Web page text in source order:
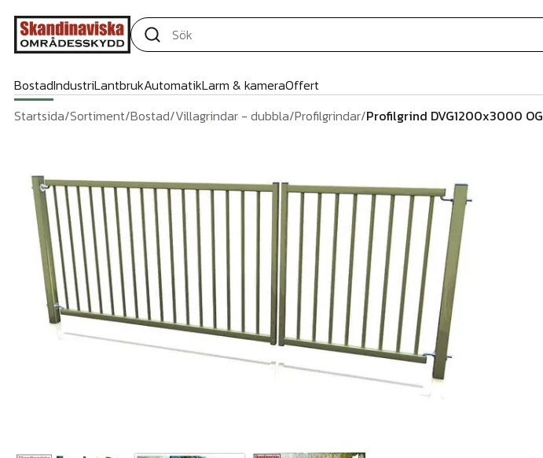
BostadIndustriLantbrukAutomatikLarm & kameraOffert
Startsida/Sortiment/Bostad/Villagrindar - dubbla/Profilgrindar/Profilgrind DVG1200x3000 OG